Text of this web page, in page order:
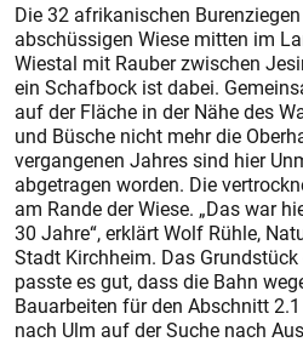
Die 32 afrikanischen
abschüssigen Wiese mitten im
Wiestal mit Rauber zwischen
ein Schafbock ist dabei.
auf der Fläche in der Nähe des
und Büsche nicht mehr die
vergangenen Jahres sind hier
abgetragen worden. Die
am Rande der Wiese. „Das war
30 Jahre“, erklärt Wolf Rühle,
Stadt Kirchheim. Das
passte es gut, dass die Bahn
Bauarbeiten für den Abschnitt
nach Ulm auf der Suche nach